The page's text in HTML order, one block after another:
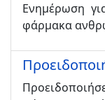
Ενημέρωση
φάρμακα